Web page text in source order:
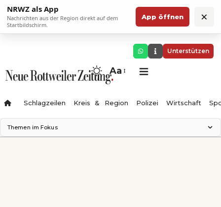
NRWZ als App
Nachrichten aus der Region direkt auf dem
Startbildschirm.
App öffnen ×
Unterstützen
Aa
Schlagzeilen Kreis & Region Polizei Wirtschaft
Themen im Fokus